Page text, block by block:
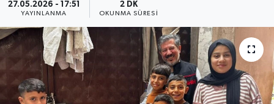
27.05.2026 - 17:51
YAYINLANMA
2 DK
OKUNMA SÜRESI
SAĞLIK
EĞİTİM
İLÇE HABERLERİ
Son Dakika Haberleri
Haber Arşivi